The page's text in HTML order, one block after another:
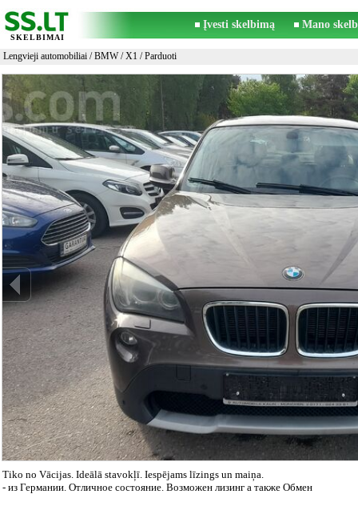
SKELBIMAI
Įvesti skelbimą Mano
Lengvieji automobiliai /BMW/X1 / Parduoti
Tiko no Vācijas. Ideālā stavokļī. Iespējams līzings un maiņa.
- из Германии. Отличное состояние. Возможен лизинг а также Обмен